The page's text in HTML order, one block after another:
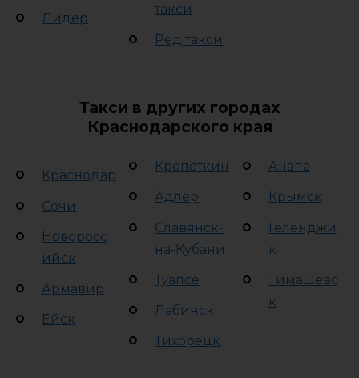
Лидер
такси
Ред такси
Такси в других городах
Краснодарского края
Краснодар
Сочи
Новоросс
ийск
Армавир
Ейск
Кропоткин
Адлер
Славянск-
на-Кубани
Туапсе
Лабинск
Тихорецк
Анапа
Крымск
Геленджи
к
Тимашёвс
к